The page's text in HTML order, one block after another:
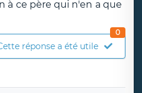
à ce père qui n'en a que
réponse a été utile
0